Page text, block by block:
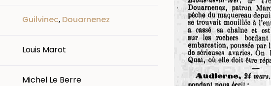
Guilvinec, Douarnenez
Louis Marot
Michel Le Berre